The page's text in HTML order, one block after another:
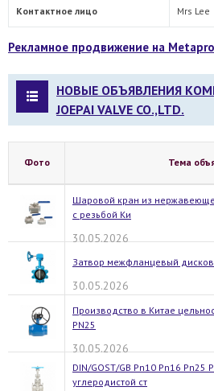
Контактное лицо Mrs Lee
Рекламное продвижение на
НОВЫЕ ОБЪЯВЛЕНИЯ
JOEPAI VALVE CO.,LTD.
Фото Тема
Шаровой кран из
с резьбой Ки
30.05.2026
Затвор межфланцевый
30.05.2026
Производство в Китае
PN25
30.05.2026
DIN/GOST/GB Pn10 Pn16
углеродистой ст